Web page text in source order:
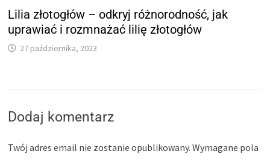
Lilia złotogłów – odkryj różnorodność, jak
uprawiać i rozmnażać lilię złotogłów
27 października, 2023
Dodaj komentarz
Twój adres email nie zostanie opublikowany. Wymagane pola